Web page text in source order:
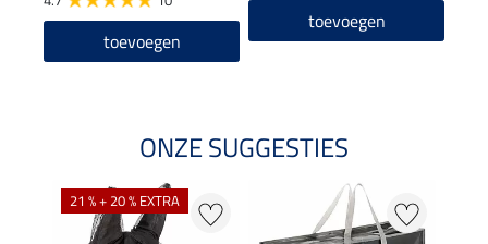
toevoegen
toevoegen
ONZE SUGGESTIES
21 % + 20 % EXTRA